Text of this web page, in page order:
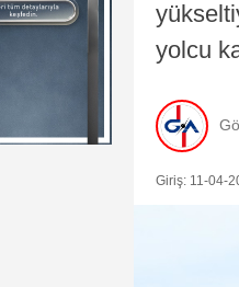
yolcu
Giriş: 11-04-